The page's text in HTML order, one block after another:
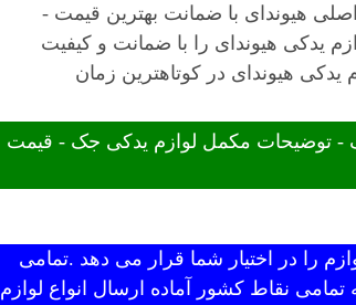
هیوندای با ضمانت بهترین قیمت -
یدکی هیوندای را با ضمانت و کیفیت
یدکی هیوندای در کوتاهترین زمان
- توضیحات مکمل لوازم یدکی جک - قیمت
را در اختیار شما قرار می دهد .تمامی
نقاط کشور آماده ارسال انواع لوازم